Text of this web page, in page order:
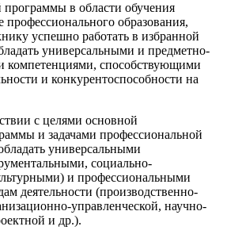
программы в области обучения
образования,
успешно работать в избранной
универсальными и предметно-
компетенциями, способствующими
и конкурентоспособности на
с целями основной
и задачами профессиональной
универсальными
социально-
и профессиональными
деятельности (производственно-
управленческой, научно-
и др.).